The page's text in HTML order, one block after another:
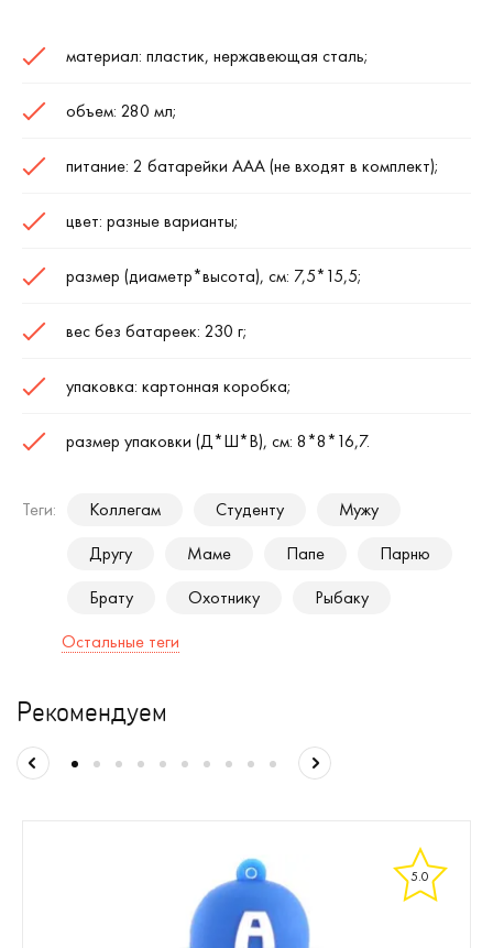
материал: пластик, нержавеющая сталь;
объем: 280 мл;
питание: 2 батарейки ААА (не входят в комплект);
цвет: разные варианты;
размер (диаметр*высота), см: 7,5*15,5;
вес без батареек: 230 г;
упаковка: картонная коробка;
размер упаковки (Д*Ш*В), см: 8*8*16,7.
Теги: Коллегам Студенту
Мужу
Другу
Маме Папе
Парню
Брату
Охотнику
Рыбаку
Остальные теги
Рекомендуем
5.0